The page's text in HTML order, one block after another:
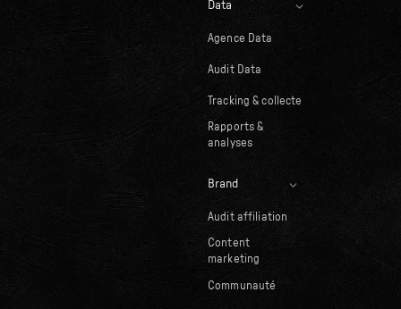
Data
Agence Data
Audit Data
Tracking & collecte
Rapports &
analyses
Brand
Audit affiliation
Content
marketing
Communauté